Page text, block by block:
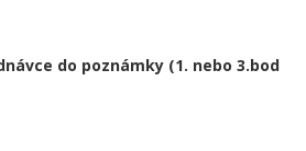
do poznámky (1. nebo 3.bod